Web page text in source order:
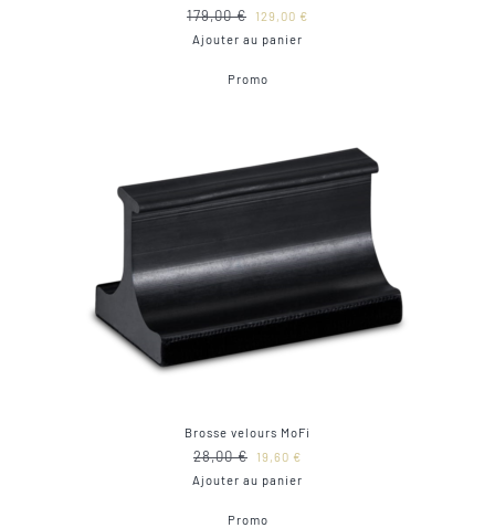
179,00€
Le
prix
était :
129,00 €
Ajouter au panier
PromoProduit
Brosse velours MoFi
28,00€
Le
prix
était :
19,60 €
prix
Ajouter au panier
PromoProduit